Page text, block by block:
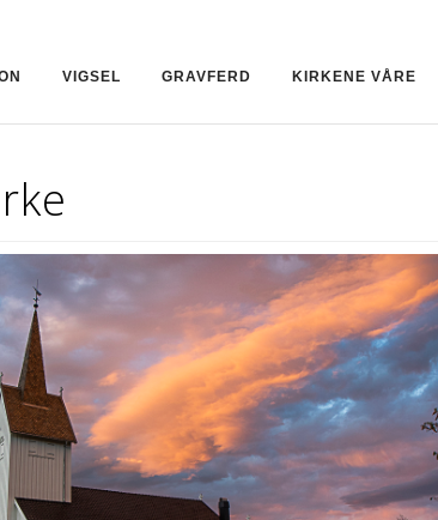
VIGSEL GRAVFERD KIRKENE VÅRE